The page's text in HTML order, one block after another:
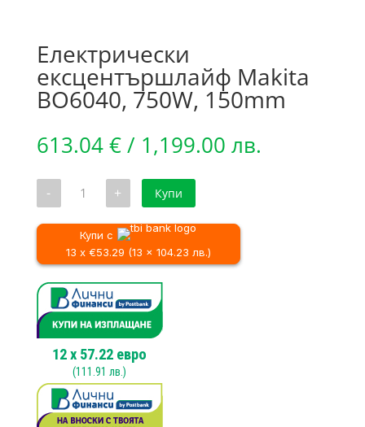
Електрически
ексцентършлайф Makita
BO6040, 750W, 150mm
613.04€/ 1,199.00 лв.
- количество
Електрически
ексцентършлайф
Makita
BO6040,
750W,
+ Купи
Купи с
13 x €53.29 (13 x 104.23 лв.)
12x 57.22 евро
(111.91 лв.)